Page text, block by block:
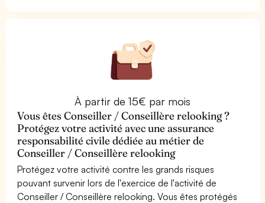
À partir de 15€ par mois
Vous êtes Conseiller / Conseillère relooking ?
Protégez votre activité avec une assurance
responsabilité civile dédiée au métier de
Conseiller / Conseillère relooking
Protégez votre activité contre les grands risques
pouvant survenir lors de l'exercice de l'activité de
Conseiller / Conseillère relooking. Vous êtes protégés